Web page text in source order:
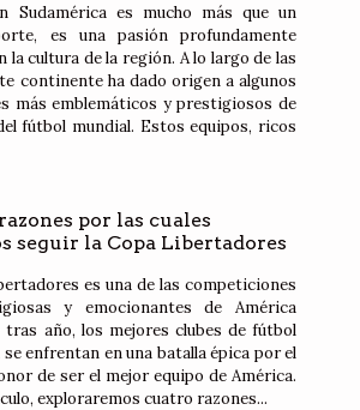
Sudamérica es mucho más que un
es una pasión profundamente
la cultura de la región. A lo largo de las
continente ha dado origen a algunos
más emblemáticos y prestigiosos de
fútbol mundial. Estos equipos, ricos
por las cuales
seguir la Copa Libertadores
es una de las competiciones
y emocionantes de América
tras año, los mejores clubes de fútbol
enfrentan en una batalla épica por el
de ser el mejor equipo de América.
exploraremos cuatro razones...